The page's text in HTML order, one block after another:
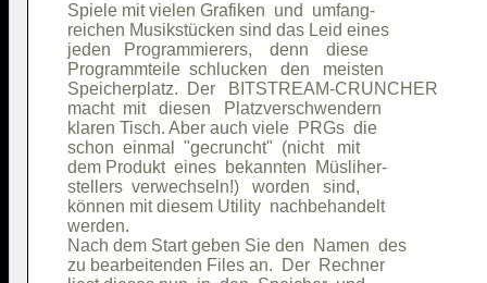
Spiele mit vielen Grafiken  und  umfang-
reichen Musikstücken sind das Leid eines
jeden   Programmierers,    denn    diese
Programmteile  schlucken   den   meisten
Speicherplatz.  Der   BITSTREAM-CRUNCHER
macht  mit   diesen   Platzverschwendern
klaren Tisch. Aber auch viele  PRGs  die
schon  einmal  "gecruncht"  (nicht   mit
dem Produkt  eines  bekannten  Müsliher-
stellers  verwechseln!)   worden   sind,
können mit diesem Utility  nachbehandelt
werden.
Nach dem Start geben Sie den  Namen  des
zu bearbeitenden Files an.  Der  Rechner